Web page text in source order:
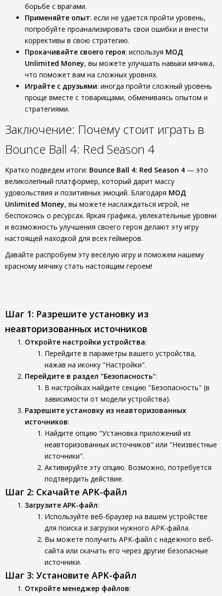
борьбе с врагами.
Применяйте опыт: если не удается пройти уровень,
попробуйте проанализировать свои ошибки и внести
коррективы в свою стратегию.
Прокачивайте своего героя: используя МОД
Unlimited Money, вы можете улучшать навыки мячика,
что поможет вам на сложных уровнях.
Играйте с друзьями: иногда пройти сложный уровень
проще вместе с товарищами, обмениваясь опытом и
стратегиями.
Заключение: Почему стоит играть в
Bounce Ball 4: Red Season 4
Кратко подведем итоги: Bounce Ball 4: Red Season 4 — это
великолепный платформер, который дарит массу
удовольствия и позитивных эмоций. Благодаря МОД
Unlimited Money, вы можете наслаждаться игрой, не
беспокоясь о ресурсах. Яркая графика, увлекательные уровни
и возможность улучшения своего героя делают эту игру
настоящей находкой для всех геймеров.
Давайте распробуем эту весёлую игру и поможем нашему
красному мячику стать настоящим героем!
Шаг 1: Разрешите установку из
неавторизованных источников
Откройте настройки устройства:
Перейдите в параметры вашего устройства,
нажав на иконку "Настройки".
Перейдите в раздел "Безопасность":
В настройках найдите секцию "Безопасность" (в
зависимости от модели устройства).
Разрешите установку из неавторизованных
источников:
Найдите опцию "Установка приложений из
неавторизованных источников" или "Неизвестные
источники".
Активируйте эту опцию. Возможно, потребуется
подтвердить действие.
Шаг 2: Скачайте APK-файл
Загрузите APK-файл:
Используйте веб-браузер на вашем устройстве
для поиска и загрузки нужного APK-файла.
Вы можете получить APK-файл с надежного веб-
сайта или скачать его через другие безопасные
источники.
Шаг 3: Установите APK-файл
Откройте менеджер файлов: